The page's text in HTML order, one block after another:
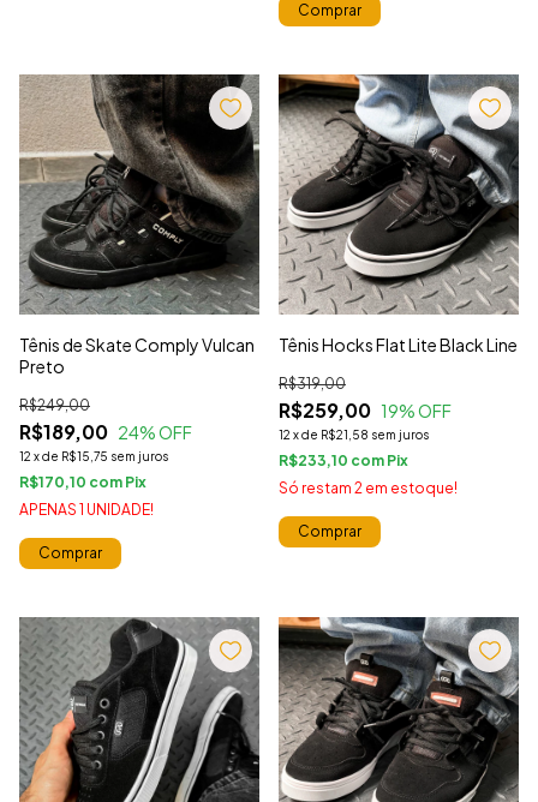
Comprar
Tênis de Skate Comply Vulcan
Preto
R$189,00
R$249,00
24% OFF
12 xde R$15,75 sem juros
R$170,10 com
APENAS 1 UNIDADE!
Comprar
Tênis Hocks Flat Lite Black Line
R$259,00
R$319,00
19% OFF
12 xde R$21,58 sem juros
R$233,10 com
Só restam 2 em estoque!
Comprar